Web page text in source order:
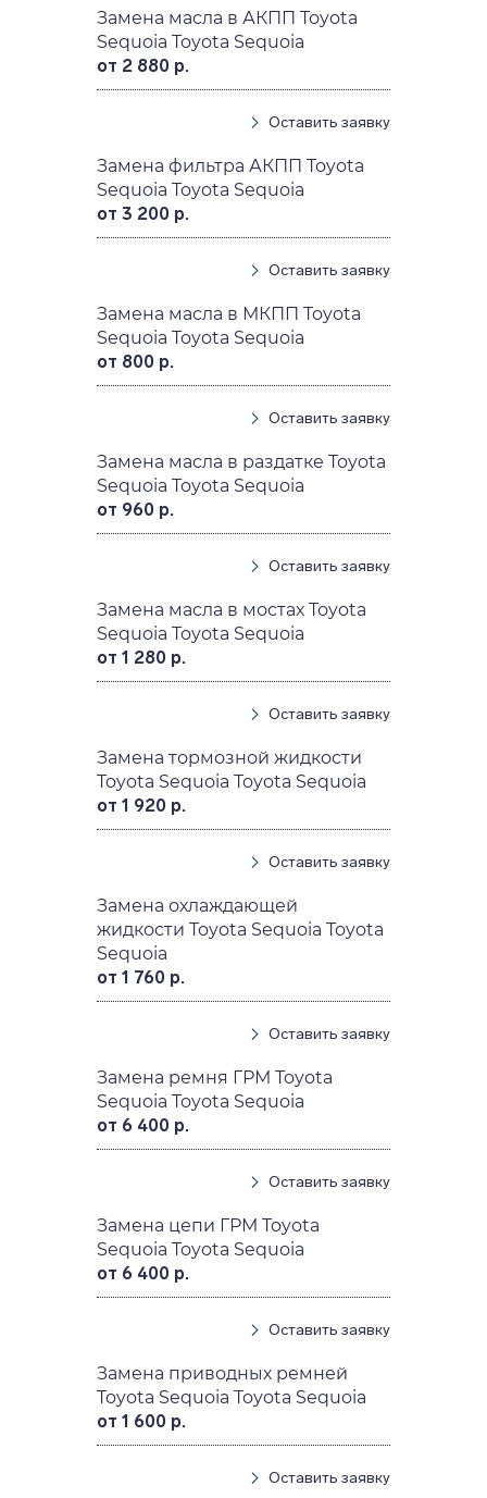
Замена масла в АКПП Toyota
Sequoia Toyota Sequoia
от 2 880 р.
Оставить заявку
Замена фильтра АКПП Toyota
Sequoia Toyota Sequoia
от 3 200 р.
Оставить заявку
Замена масла в МКПП Toyota
Sequoia Toyota Sequoia
от 800 р.
Оставить заявку
Замена масла в раздатке Toyota
Sequoia Toyota Sequoia
от 960 р.
Оставить заявку
Замена масла в мостах Toyota
Sequoia Toyota Sequoia
от 1 280 р.
Оставить заявку
Замена тормозной жидкости
Toyota Sequoia Toyota Sequoia
от 1 920 р.
Оставить заявку
Замена охлаждающей
жидкости Toyota Sequoia Toyota
Sequoia
от 1 760 р.
Оставить заявку
Замена ремня ГРМ Toyota
Sequoia Toyota Sequoia
от 6 400 р.
Оставить заявку
Замена цепи ГРМ Toyota
Sequoia Toyota Sequoia
от 6 400 р.
Оставить заявку
Замена приводных ремней
Toyota Sequoia Toyota Sequoia
от 1 600 р.
Оставить заявку